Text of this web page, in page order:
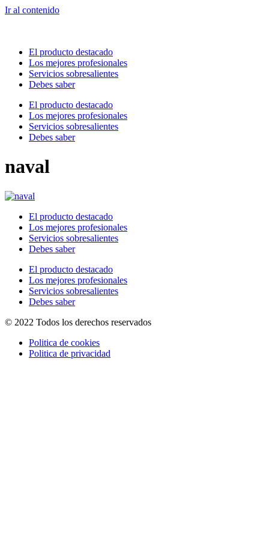
Ir al contenido
El producto destacado
Los mejores profesionales
Servicios sobresalientes
Debes saber
El producto destacado
Los mejores profesionales
Servicios sobresalientes
Debes saber
naval
El producto destacado
Los mejores profesionales
Servicios sobresalientes
Debes saber
El producto destacado
Los mejores profesionales
Servicios sobresalientes
Debes saber
© 2022 Todos los derechos reservados
Politica de cookies
Politica de privacidad